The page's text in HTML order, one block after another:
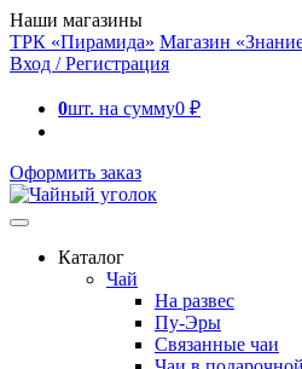
Наши магазины
ТРК «Пирамида» Магазин
Вход / Регистрация
0шт. на сумму0 ₽
Оформить заказ
Каталог
Чай
На развес
Пу-Эры
Связанные чаи